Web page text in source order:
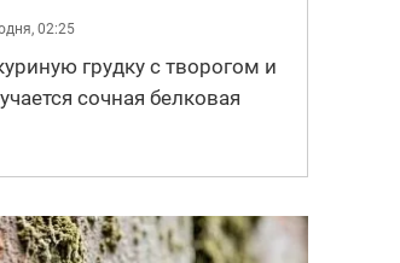
02:25
грудку с творогом и
сочная белковая